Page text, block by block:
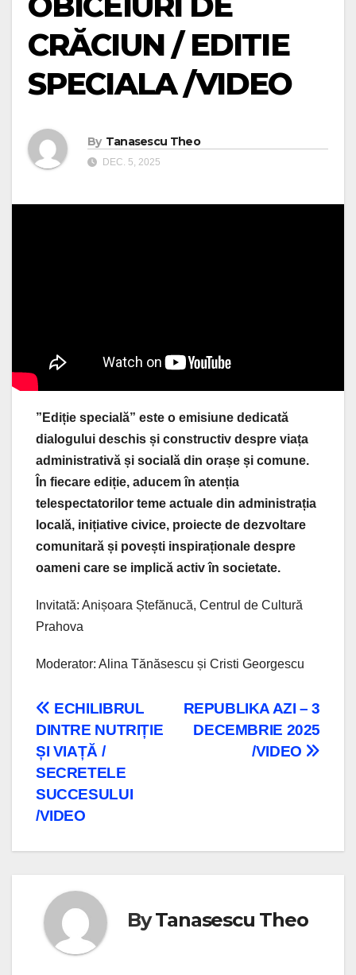
CRĂCIUN / EDITIE
SPECIALA /VIDEO
By Tanasescu Theo
DEC. 5, 2025
”Ediție specială” este o emisiune dedicată
dialogului deschis și constructiv despre viața
administrativă și socială din orașe și comune.
În fiecare ediție, aducem în atenția
telespectatorilor teme actuale din administrația
locală, inițiative civice, proiecte de dezvoltare
comunitară și povești inspiraționale despre
oameni care se implică activ în societate.
Invitată: Anișoara Ștefănucă, Centrul de Cultură
Prahova
Moderator: Alina Tănăsescu și Cristi Georgescu
Navigare
în
articole
REPUBLIKA AZI – 3
DECEMBRIE 2025
/VIDEO
ECHILIBRUL
DINTRE NUTRIȚIE
ȘI VIAȚĂ /
SECRETELE
SUCCESULUI
/VIDEO
ByTanasescu Theo